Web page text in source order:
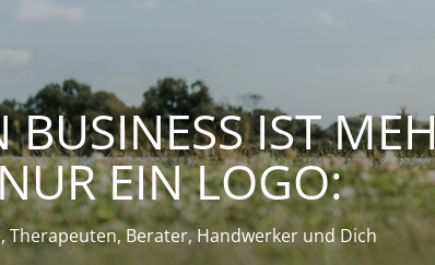
BUSINESS IST
EIN LOGO:
Therapeuten, Berater, Handwerker und Dich